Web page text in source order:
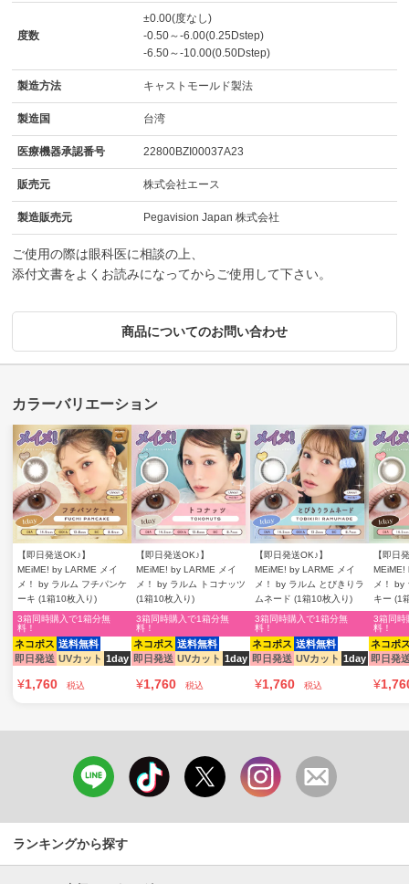
度数
±0.00(度なし)
-0.50～-6.00(0.25Dstep)
-6.50～-10.00(0.50Dstep)
製造方法 キャストモールド製法
製造国 台湾
医療機器承認番号 22800BZI00037A23
販売元 株式会社エース
製造販売元 Pegavision Japan 株式会社
ご使用の際は眼科医に相談の上、
添付文書をよくお読みになってからご使用して下さい。
商品についてのお問い合わせ
【即日発送OK♪】
MEiME! by LARME メイ
メ！ by ラルム フチパンケ
ーキ (1箱10枚入り)
ネコポス 送料無料
即日発送 UVカット 1day
3箱同時購入で1箱分無
料！
¥1,760 税込
【即日発送OK♪】
MEiME! by LARME メイ
メ！ by ラルム トコナッツ
(1箱10枚入り)
ネコポス 送料無料
即日発送 UVカット 1day
3箱同時購入で1箱分無
料！
¥1,760 税込
【即日発送OK♪】
MEiME! by LARME メイ
メ！ by ラルム とびきりラ
ムネード (1箱10枚入り)
ネコポス 送料無料
即日発送 UVカット 1day
3箱同時購入で1箱分無
料！
¥1,760 税込
【即日
MEiME!
メ！ by
キー (1
ネコポ
即日発
3箱同時
料！
¥
ランキングから探す